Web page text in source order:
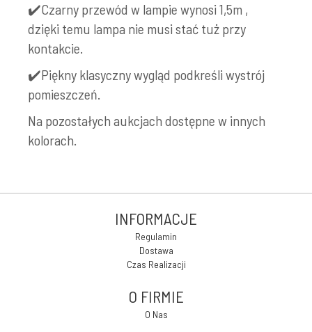
✔️Czarny przewód w lampie wynosi 1,5m ,
dzięki temu lampa nie musi stać tuż przy
kontakcie.
✔️Piękny klasyczny wygląd podkreśli wystrój
pomieszczeń.
Na pozostałych aukcjach dostępne w innych
kolorach.
INFORMACJE
Regulamin
Dostawa
Czas Realizacji
O FIRMIE
O Nas